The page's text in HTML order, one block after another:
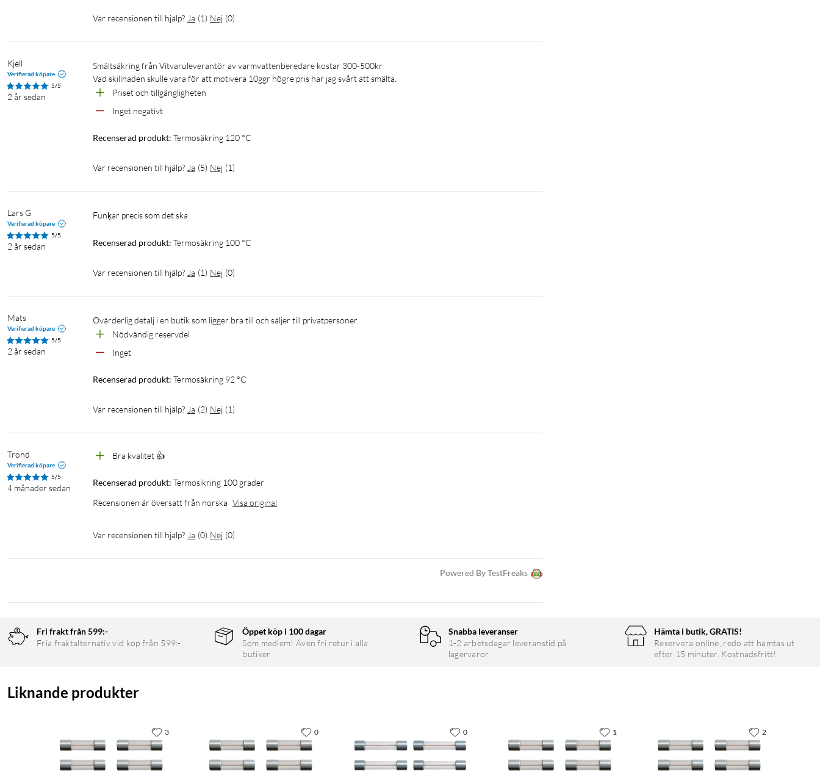
Var recensionen till hjälp? Ja (1) Nej (0)
Kjell
Verifierad köpare
5/5
2 år sedan
Smältsäkring från Vitvaruleverantör av varmvattenberedare kostar 300-500kr
Vad skillnaden skulle vara för att motivera 10ggr högre pris har jag svårt att smälta.
Priset och tillgängligheten
Inget negativt
Recenserad produkt: Termosäkring 120 °C
Var recensionen till hjälp? Ja (5) Nej (1)
Lars G
Verifierad köpare
5/5
2 år sedan
Funķar precis som det ska
Recenserad produkt: Termosäkring 100 °C
Var recensionen till hjälp? Ja (1) Nej (0)
Mats
Verifierad köpare
5/5
2 år sedan
Ovärderlig detalj i en butik som ligger bra till och säljer till privatpersoner.
Nödvändig reservdel
Inget
Recenserad produkt: Termosäkring 92 °C
Var recensionen till hjälp? Ja (2) Nej (1)
Trond
Verifierad köpare
5/5
4 månader sedan
Bra kvalitet 👍
Recenserad produkt: Termosikring 100 grader
Recensionen är översatt från norska Visa original
Var recensionen till hjälp? Ja (0) Nej (0)
Powered By TestFreaks
Fri frakt från 599:-
Fria fraktalternativ vid köp från 599:-
Öppet köp i 100 dagar
Som medlem! Även fri retur i alla
butiker
Snabba leveranser
1-2 arbetsdagar leveranstid på
lagervaror
Hämta i butik, GRATIS!
Reservera online, redo att hämtas ut
efter 15 minuter. Kostnadsfritt!
Liknande produkter
3 0 0 1 2